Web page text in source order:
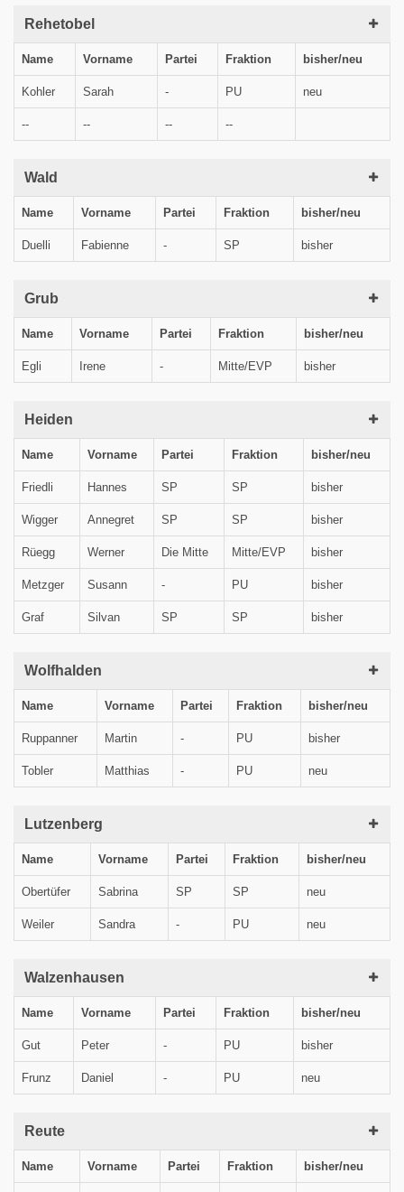
Rehetobel
Name Vorname Partei Fraktion bisher/neu
Kohler Sarah - PU neu
-- -- -- --
Wald
Name Vorname Partei Fraktion bisher/neu
Duelli Fabienne - SP bisher
Grub
Name Vorname Partei Fraktion bisher/neu
Egli Irene - Mitte/EVP bisher
Heiden
Name Vorname Partei Fraktion bisher/neu
Friedli Hannes SP SP bisher
Wigger Annegret SP SP bisher
Rüegg Werner Die Mitte Mitte/EVP bisher
Metzger Susann - PU bisher
Graf Silvan SP SP bisher
Wolfhalden
Name Vorname Partei Fraktion bisher/neu
Ruppanner Martin - PU bisher
Tobler Matthias - PU neu
Lutzenberg
Name Vorname Partei Fraktion bisher/neu
Obertüfer Sabrina SP SP neu
Weiler Sandra - PU neu
Walzenhausen
Name Vorname Partei Fraktion bisher/neu
Gut Peter - PU bisher
Frunz Daniel - PU neu
Reute
Name Vorname Partei Fraktion bisher/neu